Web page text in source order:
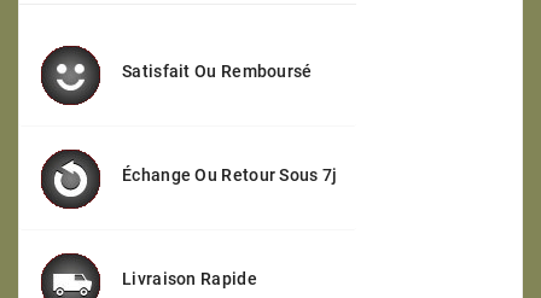
Satisfait Ou Remboursé
Échange Ou Retour Sous 7j
Livraison Rapide